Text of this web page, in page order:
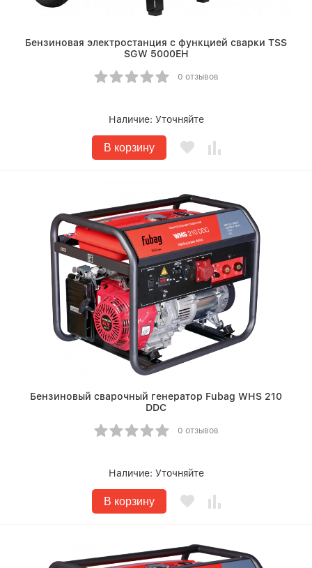
Бензиновая электростанция с функцией сварки TSS
SGW 5000EH
0 отзывов
Наличие: Уточняйте
В корзину
Бензиновый сварочный генератор Fubag WHS 210
DDC
0 отзывов
Наличие: Уточняйте
В корзину